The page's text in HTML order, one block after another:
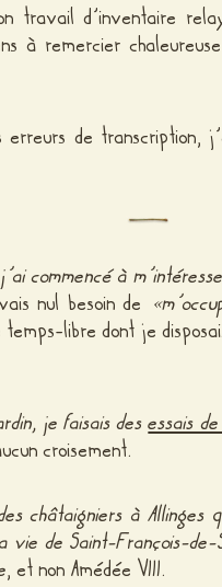
travail d’inventaire
à remercier
erreurs de transcription,
commencé à
nul besoin de «
libre dont je
je faisais desessais
croisement.
châtaigniers à Allinges
vie de Saint-François-
, et non Amédée VIII.